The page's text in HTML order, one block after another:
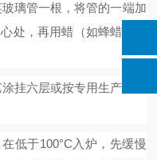
璃管一根，将管的一端加
处，再用蜡（如蜂蜡）将
挂六层或按专用生产工艺
低于100°C 入炉，先缓慢